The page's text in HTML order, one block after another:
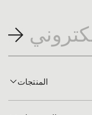
المنتجات